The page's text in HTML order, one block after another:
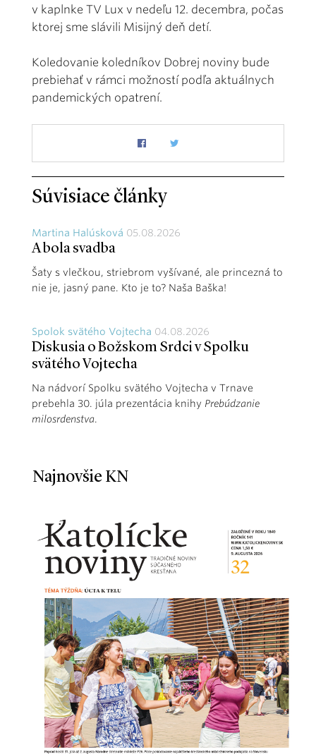
v kaplnke TV Lux v nedeľu 12. decembra, počas
ktorej sme slávili Misijný deň detí.
Koledovanie koledníkov Dobrej noviny bude
prebiehať v rámci možností podľa aktuálnych
pandemických opatrení.
Súvisiace články
Martina Halúsková 05.08.2026
A bola svadba
Šaty s vlečkou, striebrom vyšívané, ale princezná to
nie je, jasný pane. Kto je to? Naša Baška!
Spolok svätého Vojtecha 04.08.2026
Diskusia o Božskom Srdci v Spolku
svätého Vojtecha
Na nádvorí Spolku svätého Vojtecha v Trnave
prebehla 30. júla prezentácia knihy Prebúdzanie
milosrdenstva.
Najnovšie KN